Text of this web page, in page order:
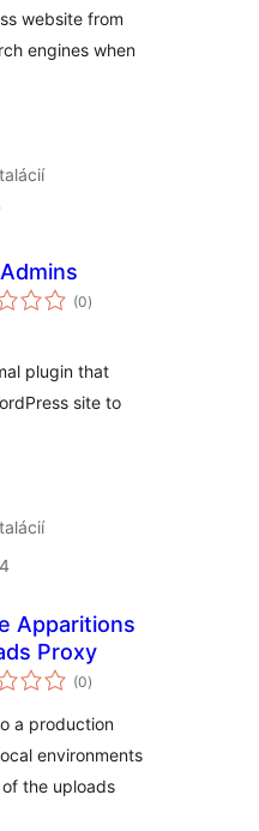
website from
engines when
(0celkové
hodnotenie
)
plugin that
site to
Apparitions
Proxy
(0celkové
hodnotenie
)
a production
environments
the uploads